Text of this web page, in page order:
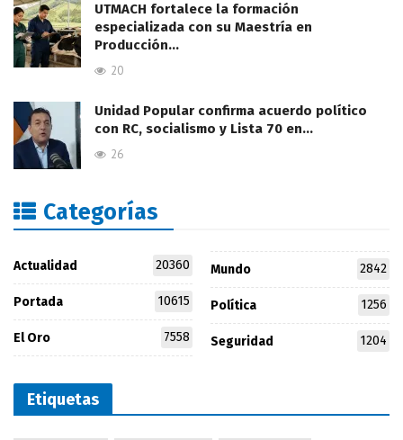
UTMACH fortalece la formación
especializada con su Maestría en
Producción…
20
Unidad Popular confirma acuerdo político
con RC, socialismo y Lista 70 en…
26
Categorías
Actualidad 20360
Portada 10615
El Oro 7558
Mundo 2842
Política 1256
Seguridad 1204
Etiquetas